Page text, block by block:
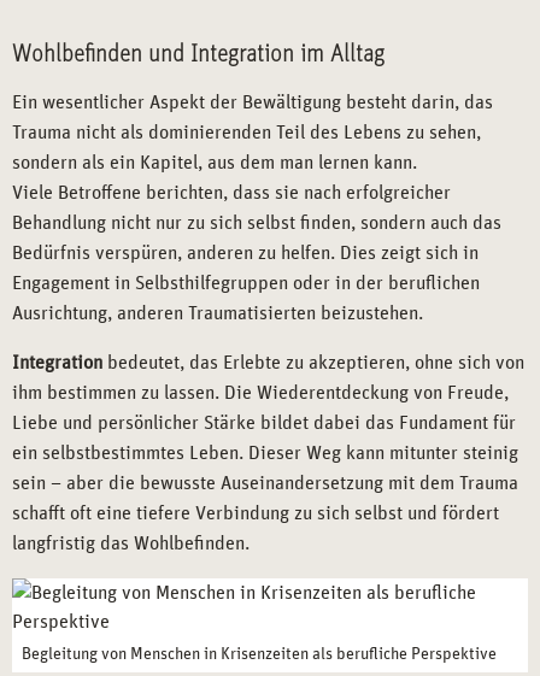
Wohlbefinden und Integration im Alltag
Ein wesentlicher Aspekt der Bewältigung besteht darin, das
Trauma nicht als dominierenden Teil des Lebens zu sehen,
sondern als ein Kapitel, aus dem man lernen kann.
Viele Betroffene berichten, dass sie nach erfolgreicher
Behandlung nicht nur zu sich selbst finden, sondern auch das
Bedürfnis verspüren, anderen zu helfen. Dies zeigt sich in
Engagement in Selbsthilfegruppen oder in der beruflichen
Ausrichtung, anderen Traumatisierten beizustehen.
Integration bedeutet, das Erlebte zu akzeptieren, ohne sich von
ihm bestimmen zu lassen. Die Wiederentdeckung von Freude,
Liebe und persönlicher Stärke bildet dabei das Fundament für
ein selbstbestimmtes Leben. Dieser Weg kann mitunter steinig
sein – aber die bewusste Auseinandersetzung mit dem Trauma
schafft oft eine tiefere Verbindung zu sich selbst und fördert
langfristig das Wohlbefinden.
Begleitung von Menschen in Krisenzeiten als berufliche Perspektive